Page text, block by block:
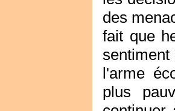
des
fait que
l'arme
plus